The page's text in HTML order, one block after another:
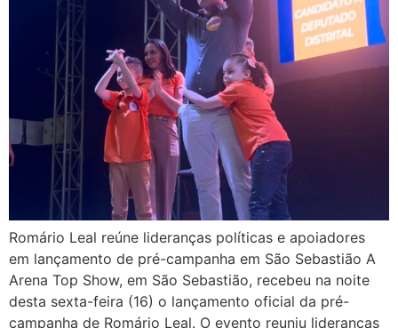
Romário Leal reúne lideranças políticas e apoiadores
em lançamento de pré-campanha em São Sebastião A
Arena Top Show, em São Sebastião, recebeu na noite
desta sexta-feira (16) o lançamento oficial da pré-
campanha de Romário Leal. O evento reuniu lideranças